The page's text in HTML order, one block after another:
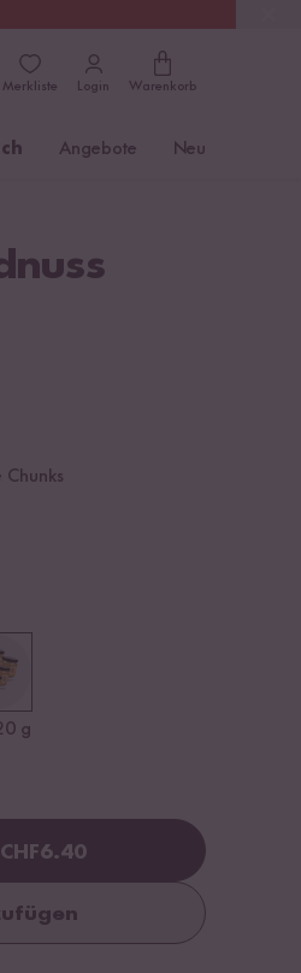
Merkliste Login Warenkorb
Angebote Neu
Chunks
g
CHF6.40